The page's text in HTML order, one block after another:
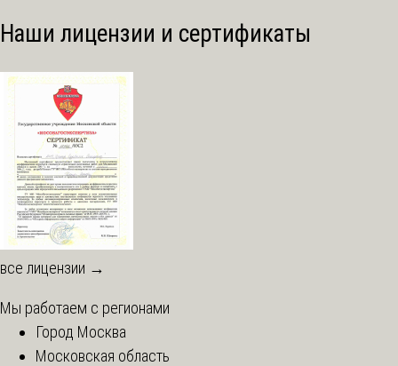
Наши лицензии и сертификаты
все лицензии →
Мы работаем с регионами
Город Москва
Московская область